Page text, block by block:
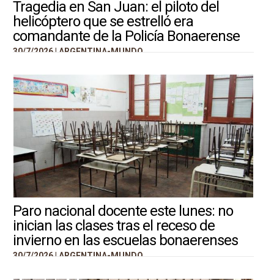
Tragedia en San Juan: el piloto del
helicóptero que se estrelló era
comandante de la Policía Bonaerense
30/7/2026 | ARGENTINA-MUNDO
Paro nacional docente este lunes: no
inician las clases tras el receso de
invierno en las escuelas bonaerenses
30/7/2026 | ARGENTINA-MUNDO